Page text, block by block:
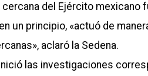
del Ejército mexicano
un principio, «actuó de
aclaró la Sedena.
las investigaciones